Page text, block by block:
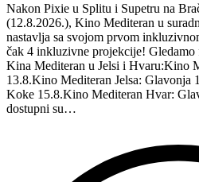
Nakon Pixie u Splitu i Supetru na
(12.8.2026.), Kino Mediteran u
nastavlja sa svojom prvom
čak 4 inkluzivne projekcije!
Kina Mediteran u Jelsi i Hvaru:Kino
13.8.Kino Mediteran Jelsa: Glavonja
Koke 15.8.Kino Mediteran Hvar:
dostupni su…